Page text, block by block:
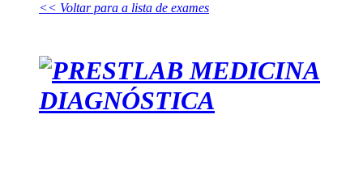
<< Voltar para a lista de exames